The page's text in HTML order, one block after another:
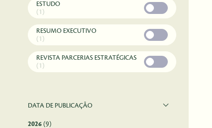
ESTUDO
(1)
RESUMO EXECUTIVO
(1)
REVISTA PARCERIAS ESTRATÉGICAS
(1)
DATA DE PUBLICAÇÃO
2026 (9)